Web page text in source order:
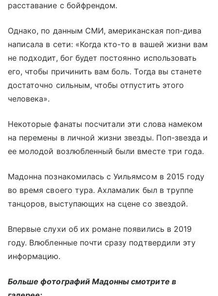
расставание с бойфрендом.
Однако, по данным СМИ, американская поп-дива
написала в сети: «Когда кто-то в вашей жизни вам
не подходит, бог будет постоянно использовать
его, чтобы причинить вам боль. Тогда вы станете
достаточно сильным, чтобы отпустить этого
человека».
Некоторые фанаты посчитали эти слова намеком
на перемены в личной жизни звезды. Поп-звезда и
ее молодой возлюбленный были вместе три года.
Мадонна познакомилась с Уильямсом в 2015 году
во время своего тура. Ахламалик был в труппе
танцоров, выступающих на сцене со звездой.
Впервые слухи об их романе появились в 2019
году. Влюбленные почти сразу подтвердили эту
информацию.
Больше фотографий Мадонны смотрите в